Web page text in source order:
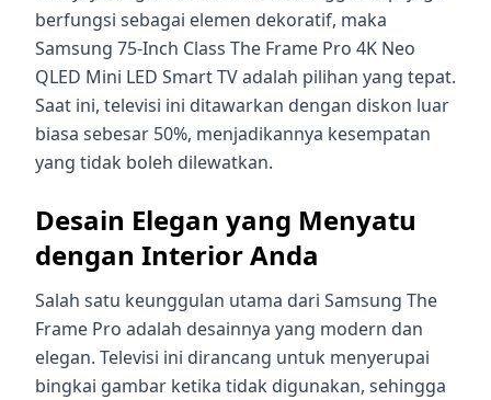
berfungsi sebagai elemen dekoratif, maka
Samsung 75-Inch Class The Frame Pro 4K Neo
QLED Mini LED Smart TV adalah pilihan yang tepat.
Saat ini, televisi ini ditawarkan dengan diskon luar
biasa sebesar 50%, menjadikannya kesempatan
yang tidak boleh dilewatkan.
Desain Elegan yang Menyatu
dengan Interior Anda
Salah satu keunggulan utama dari Samsung The
Frame Pro adalah desainnya yang modern dan
elegan. Televisi ini dirancang untuk menyerupai
bingkai gambar ketika tidak digunakan, sehingga